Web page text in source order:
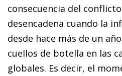
consecuencia del
desencadena cuando la
desde hace más de un
cuellos de botella en las
globales. Es decir, el